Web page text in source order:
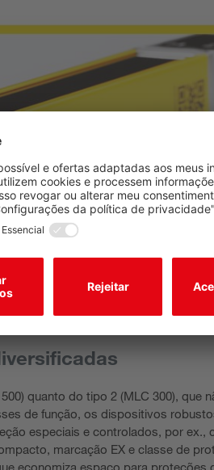
quanto do tipo 2 (MLC 300), que
de função, os dispositivos
especiais e controlados, por ex.,
marcação EX e classe de
economiza espaço para proteções